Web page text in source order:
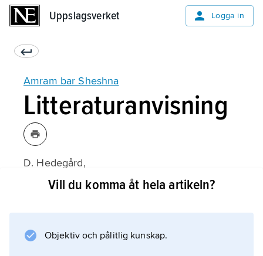
Uppslagsverket Logga in
Amram bar Sheshna
Litteraturanvisning
D. Hedegård,
Seder R. Amram Gaon
Vill du komma åt hela artikeln?
Objektiv och pålitlig kunskap.